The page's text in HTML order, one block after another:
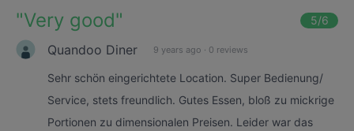
"Very good" 5/6
Quandoo Diner 9 years ago · 0 reviews
Sehr schön eingerichtete Location. Super Bedienung/
Service, stets freundlich. Gutes Essen, bloß zu mickrige
Portionen zu dimensionalen Preisen. Leider war das